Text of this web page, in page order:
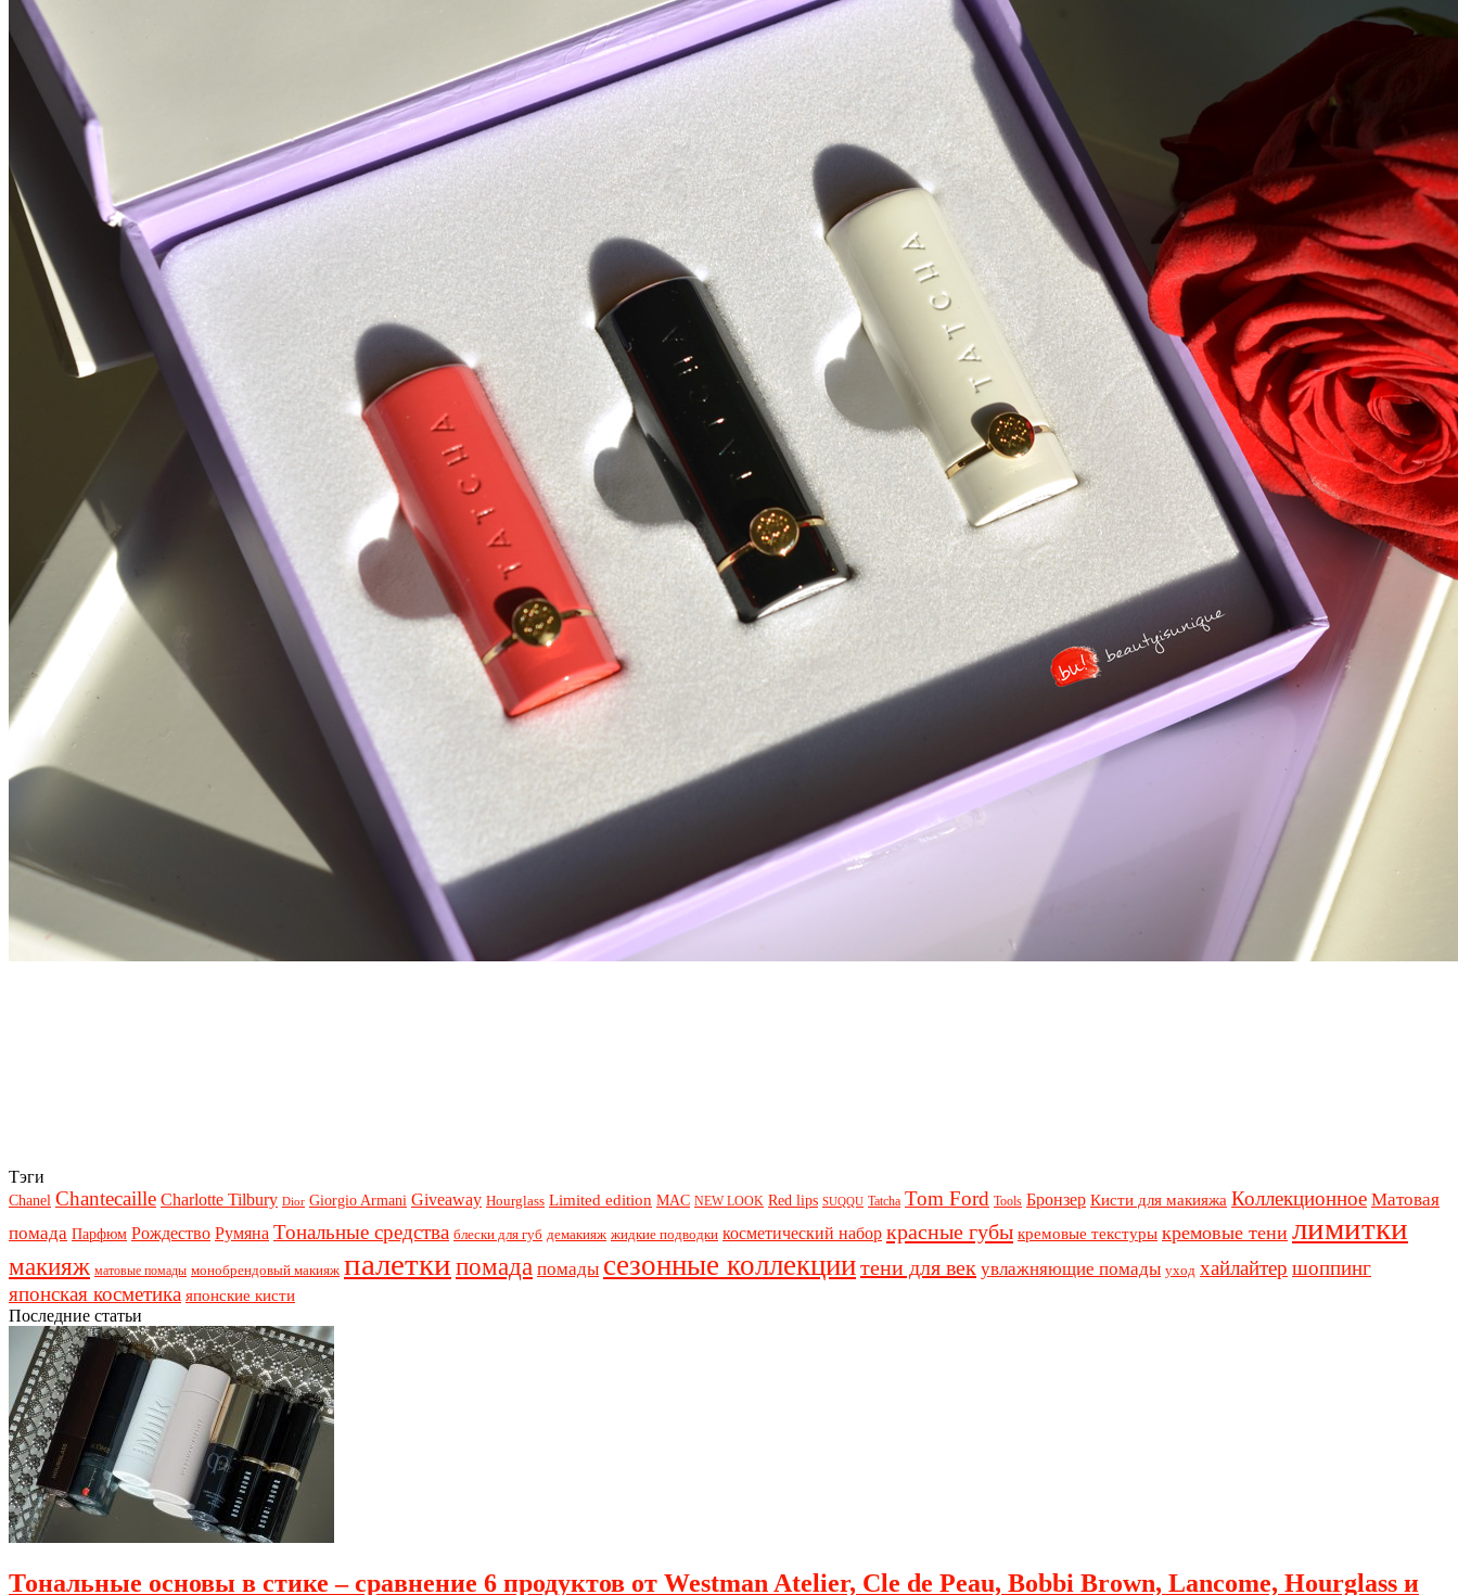
Тэги
Chanel Chantecaille Charlotte Tilbury Dior Giorgio Armani Giveaway Hourglass Limited edition MAC NEW LOOK Red lips SUQQU Tatcha Tom Ford Tools Бронзер Кисти для макияжа Коллекционное Матовая
помада Парфюм Рождество Румяна Тональные средства блески для губ демакияж жидкие подводки косметический набор красные губы кремовые текстуры кремовые тени лимитки
макияж матовые помады монобрендовый макияж палеткипомада помады сезонные коллекциитени для век увлажняющие помады уход хайлайтер шоппинг
японская косметика японские кисти
Последние статьи
Тональные основы в стике – сравнение 6 продуктов от Westman Atelier, Cle de Peau, Bobbi Brown, Lancome, Hourglass и